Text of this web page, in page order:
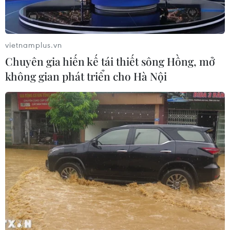
Điều gì tạo nên niềm tin khi lựa chọn
dinh dưỡng đầu đời cho trẻ?
18/07/2026 01:00
Phân bổ ngân sách chăm sóc sức
khỏe và dân số: Ưu tiên các địa bàn
khó khăn
17/07/2026 22:30
Đà Nẵng tổ chức Lễ hội Sâm Ngọc
Linh 2026: Cam kết 100% sâm thật
17/07/2026 06:09
vietnamplus.vn
Chuyên gia hiến kế tái thiết sông Hồng, mở
không gian phát triển cho Hà Nội